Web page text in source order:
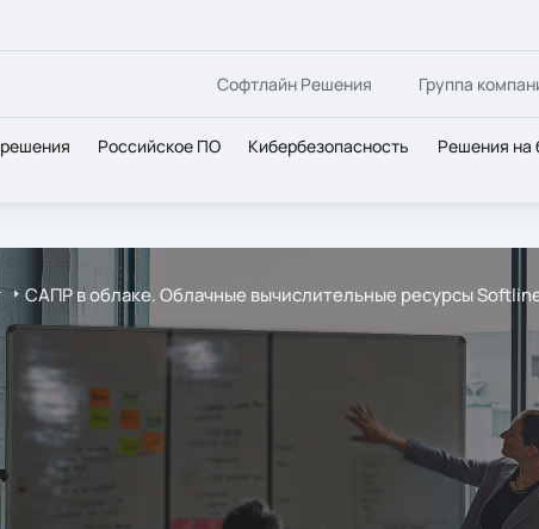
Софтлайн Решения Группа
Российское ПО Кибербезопасность Решения на
САПР в облаке. Облачные вычислительные ресурсы